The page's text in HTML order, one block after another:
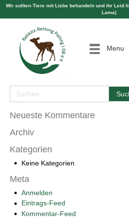
Wir sollten Tiere mit Liebe behandeln und ihr Leid
Lama)
Menu
Neueste Kommentare
Archiv
Kategorien
Keine Kategorien
Meta
Anmelden
Eintrags-Feed
Kommentar-Feed